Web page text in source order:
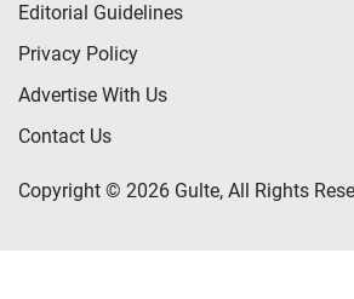
Editorial Guidelines
Privacy Policy
Advertise With Us
Contact Us
Copyright © 2026 Gulte, All Rights